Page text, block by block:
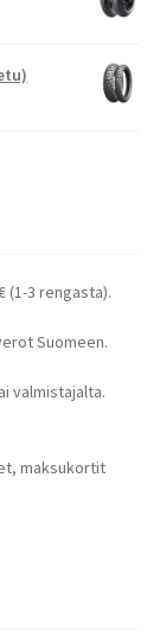
(1-3 rengasta).
Suomeen.
valmistajalta.
maksukortit